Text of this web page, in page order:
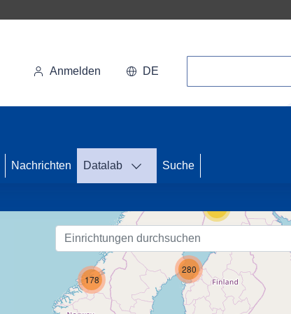
Anmelden DE
Nachrichten Datalab Suche
46
178
280